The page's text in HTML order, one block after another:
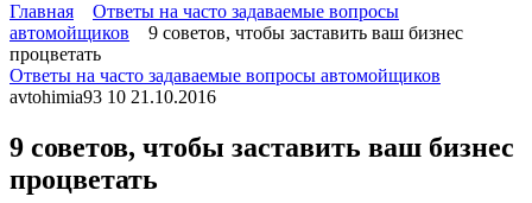
Главная
Ответы на часто задаваемые вопросы
автомойщиков
9 советов, чтобы заставить ваш бизнес
процветать
Ответы на часто задаваемые вопросы автомойщиков
avtohimia93 10 21.10.2016
9 советов, чтобы заставить ваш бизнес
процветать